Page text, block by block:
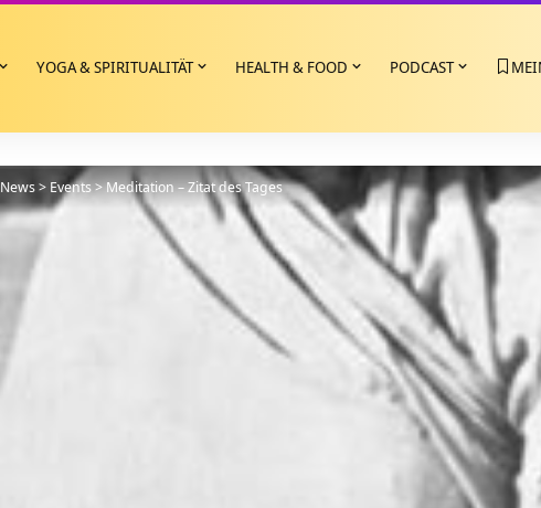
YOGA & SPIRITUALITÄT HEALTH & FOOD PODCAST
News> Events>Meditation – Zitat des Tages